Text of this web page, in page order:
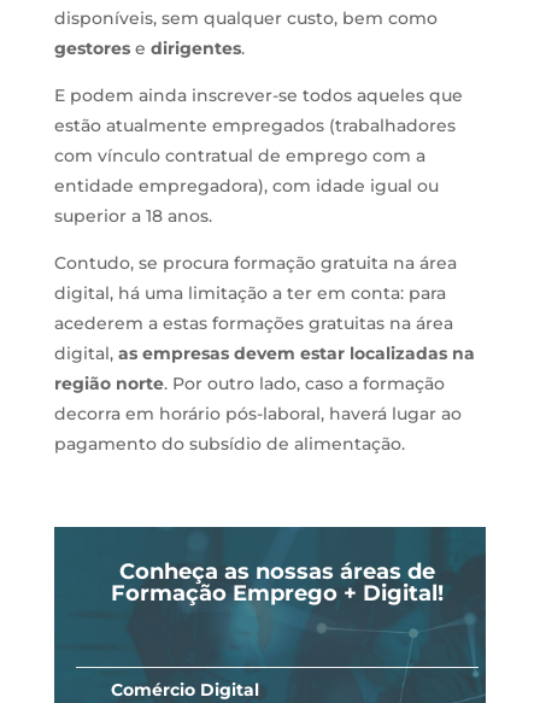
disponíveis, sem qualquer custo, bem como
gestorese dirigentes.
E podem ainda inscrever-se todos aqueles que
estão atualmente empregados (trabalhadores
com vínculo contratual de emprego com a
entidade empregadora), com idade igual ou
superior a 18 anos.
Contudo, se procura formação gratuita na área
digital, há uma limitação a ter em conta: para
acederem a estas formações gratuitas na área
digital, as empresas devem estar localizadas na
região norte. Por outro lado, caso a formação
decorra em horário pós-laboral, haverá lugar ao
pagamento do subsídio de alimentação.
Conheça as nossas áreas de
Formação Emprego + Digital!
Comércio Digital